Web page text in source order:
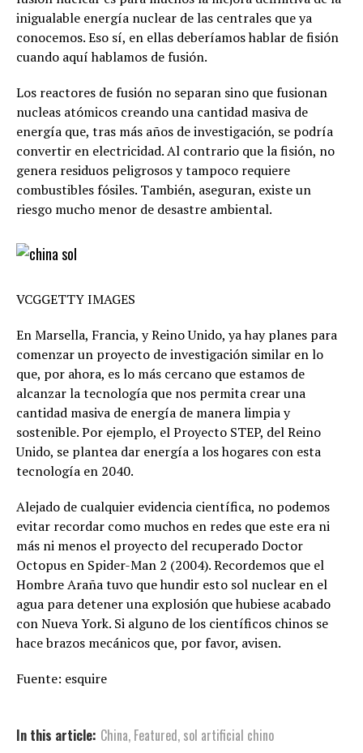
inigualable energía nuclear de las centrales que ya
conocemos. Eso sí, en ellas deberíamos hablar de fisión
cuando aquí hablamos de fusión.
Los reactores de fusión no separan sino que fusionan
nucleas atómicos creando una cantidad masiva de
energía que, tras más años de investigación, se podría
convertir en electricidad. Al contrario que la fisión, no
genera residuos peligrosos y tampoco requiere
combustibles fósiles. También, aseguran, existe un
riesgo mucho menor de desastre ambiental.
VCGGETTY IMAGES
En Marsella, Francia, y Reino Unido, ya hay planes para
comenzar un proyecto de investigación similar en lo
que, por ahora, es lo más cercano que estamos de
alcanzar la tecnología que nos permita crear una
cantidad masiva de energía de manera limpia y
sostenible. Por ejemplo, el Proyecto STEP, del Reino
Unido, se plantea dar energía a los hogares con esta
tecnología en 2040.
Alejado de cualquier evidencia científica, no podemos
evitar recordar como muchos en redes que este era ni
más ni menos el proyecto del recuperado Doctor
Octopus en Spider-Man 2 (2004). Recordemos que el
Hombre Araña tuvo que hundir esto sol nuclear en el
agua para detener una explosión que hubiese acabado
con Nueva York. Si alguno de los científicos chinos se
hace brazos mecánicos que, por favor, avisen.
Fuente: esquire
In this article: China, Featured, sol artificial chino